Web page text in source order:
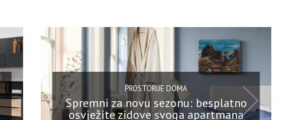
PROSTORIJE DOMA
Spremni za novu sezonu: besplatno
osvježite zidove svoga apartmana